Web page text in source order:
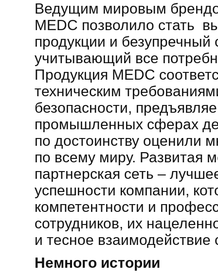
Ведущим мировым
MEDC позволило стать
продукции и безупречный
учитывающий все
Продукция MEDC
техническим
безопасности,
промышленных сферах
по достоинству оценили
по всему миру. Развитая
партнерская сеть –
успешности компании,
компетентности и
сотрудников, их
и тесное взаимодействие
Немного истории